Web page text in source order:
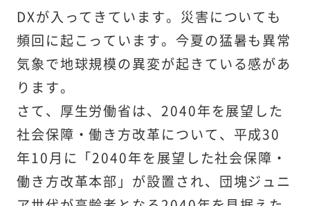
DXが入ってきています。災害についても
頻回に起こっています。今夏の猛暑も異常
気象で地球規模の異変が起きている感があ
ります。
さて、厚生労働省は、2040年を展望した
社会保障・働き方改革について、平成30
年10月に「2040年を展望した社会保障・
働き方改革本部」が設置され、団塊ジュニ